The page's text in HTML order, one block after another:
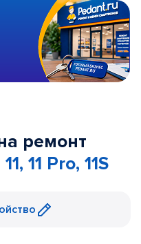
ремонт
11 Pro, 11S